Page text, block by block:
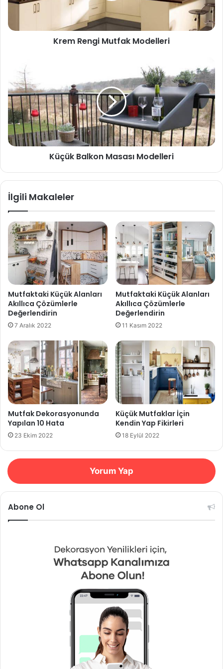
Krem Rengi Mutfak Modelleri
Küçük Balkon Masası Modelleri
İlgili Makaleler
Mutfaktaki Küçük Alanları
Akıllıca Çözümlerle
Değerlendirin
7 Aralık 2022
Mutfaktaki Küçük Alanları
Akıllıca Çözümlerle
Değerlendirin
11 Kasım 2022
Mutfak Dekorasyonunda
Yapılan 10 Hata
23 Ekim 2022
Küçük Mutfaklar İçin
Kendin Yap Fikirleri
18 Eylül 2022
Yorum Yap
Abone Ol